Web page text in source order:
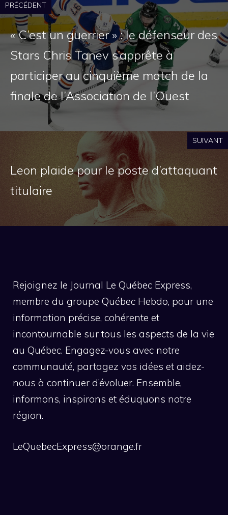
PRÉCÉDENT
« C’est un guerrier » : le défenseur des
Stars Chris Tanev s’apprête à
participer au cinquième match de la
finale de l’Association de l’Ouest
SUIVANT
Leon plaide pour le poste d’attaquant
titulaire
Rejoignez le Journal Le Québec Express,
membre du groupe Québec Hebdo, pour une
information précise, cohérente et
incontournable sur tous les aspects de la vie
au Québec. Engagez-vous avec notre
communauté, partagez vos idées et aidez-
nous à continuer d’évoluer. Ensemble,
informons, inspirons et éduquons notre
région.
LeQuebecExpress@orange.fr